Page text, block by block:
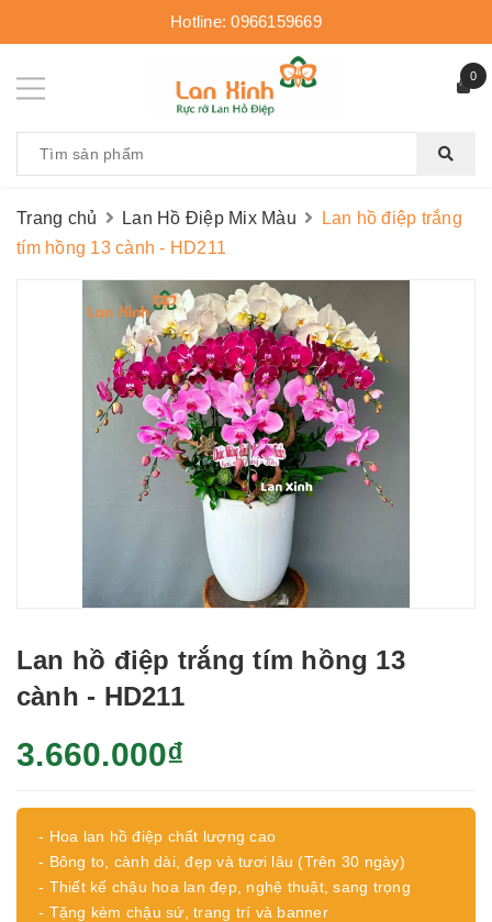
Hotline:0966159669
0
Trang chủ Lan Hồ Điệp Mix Màu
Lan hồ điệp trắng
tím hồng 13 cành - HD211
Lan hồ điệp trắng tím hồng 13
cành - HD211
3.660.000₫
- Hoa lan hồ điệp chất lượng cao
- Bông to, cành dài, đẹp và tươi lâu (Trên 30 ngày)
- Thiết kế chậu hoa lan đẹp, nghệ thuật, sang trọng
- Tặng kèm chậu sứ, trang trí và banner